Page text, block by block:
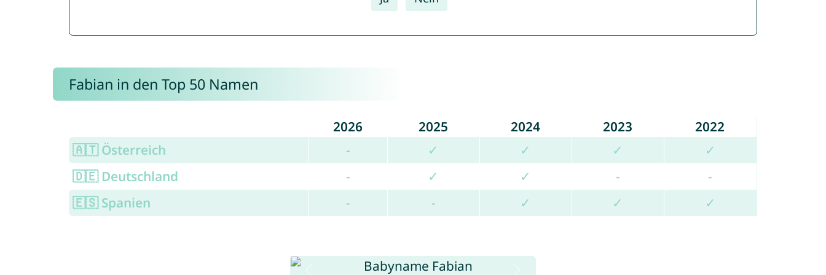
Fabian in den Top 50 Namen
2026 2025 2024 2023
2022
🇦🇹 Österreich
- ✓ ✓ ✓
✓
🇩🇪 Deutschland
- ✓ ✓ -
-
🇪🇸 Spanien
- - ✓ ✓ ✓